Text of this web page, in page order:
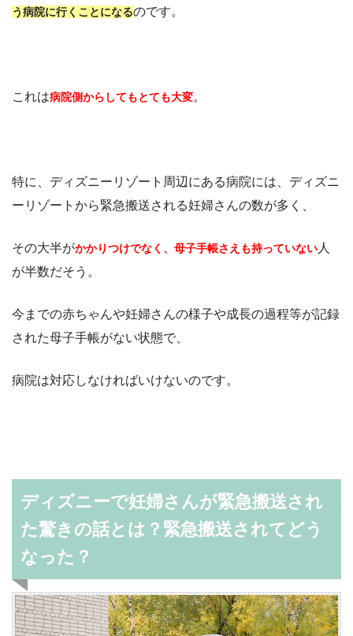
う病院に行くことになるのです。
これは病院側からしてもとても大変。
特に、ディズニーリゾート周辺にある病院には、ディズニ
ーリゾートから緊急搬送される妊婦さんの数が多く、
その大半がかかりつけでなく、母子手帳さえも持っていない人
が半数だそう。
今までの赤ちゃんや妊婦さんの様子や成長の過程等が記録
された母子手帳がない状態で、
病院は対応しなければいけないのです。
ディズニーで妊婦さんが緊急搬送され
た驚きの話とは？緊急搬送されてどう
なった？